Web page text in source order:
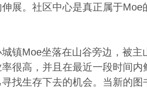
伸展。社区中心是真正属于
镇Moe坐落在山谷旁边，被主
很高，并且在最近一段时间
找生存下去的机会。当新的